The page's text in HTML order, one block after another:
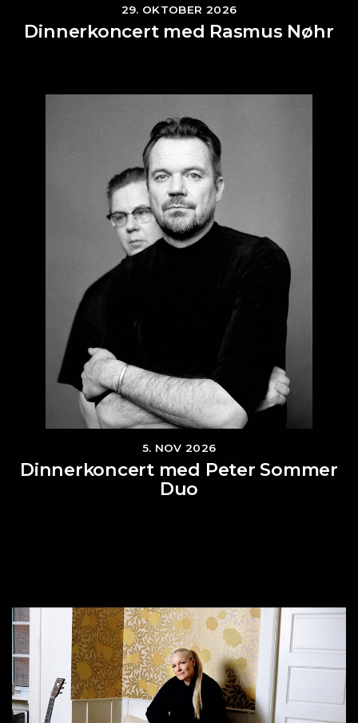
29. OKTOBER 2026
Dinnerkoncert med Rasmus Nøhr
5. NOV 2026
Dinnerkoncert med Peter Sommer
Duo